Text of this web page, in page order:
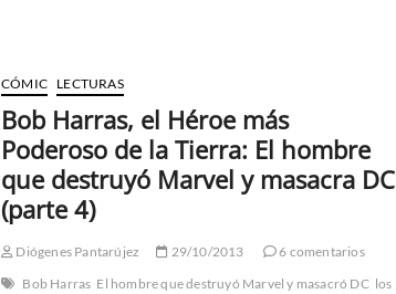
los
héroes:
El
hombre
que
destruyó
y
DC
(parte
CÓMIC LECTURAS
Bob Harras, el Héroe más
Poderoso de la Tierra: El hombre
que destruyó Marvel y masacra DC
(parte 4)
Diógenes Pantarújez 29/10/2013
6 comentarios
Bob Harras El hombre que destruyó Marvel y masacró DC los